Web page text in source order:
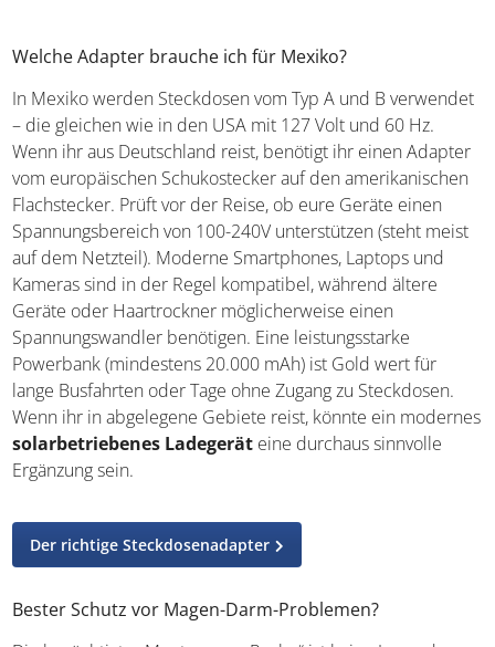
Welche Adapter brauche ich für Mexiko?
In Mexiko werden Steckdosen vom Typ A und B verwendet
– die gleichen wie in den USA mit 127 Volt und 60 Hz.
Wenn ihr aus Deutschland reist, benötigt ihr einen Adapter
vom europäischen Schukostecker auf den amerikanischen
Flachstecker. Prüft vor der Reise, ob eure Geräte einen
Spannungsbereich von 100-240V unterstützen (steht meist
auf dem Netzteil). Moderne Smartphones, Laptops und
Kameras sind in der Regel kompatibel, während ältere
Geräte oder Haartrockner möglicherweise einen
Spannungswandler benötigen. Eine leistungsstarke
Powerbank (mindestens 20.000 mAh) ist Gold wert für
lange Busfahrten oder Tage ohne Zugang zu Steckdosen.
Wenn ihr in abgelegene Gebiete reist, könnte ein modernes
solarbetriebenes Ladegerät eine durchaus sinnvolle
Ergänzung sein.
Der richtige Steckdosenadapter
Bester Schutz vor Magen-Darm-Problemen?